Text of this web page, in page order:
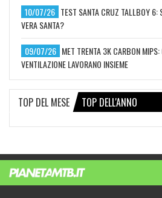
10/07/26 TEST SANTA CRUZ TALLBOY 6:
VERA SANTA?
09/07/26 MET TRENTA 3K CARBON
VENTILAZIONE LAVORANO INSIEME
TOP DEL MESE TOP DELL'ANNO